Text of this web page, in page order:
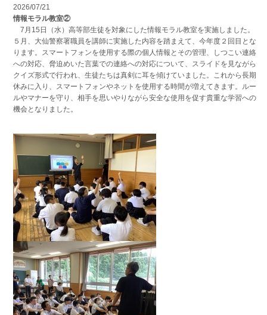
2026/07/21
情報モラル教室②
7月15日（水）高等部生徒を対象にした情報モラル教室を実施しました。
５月、大仙警察署職員を講師に実施した内容を踏まえて、今年度２回目とな
ります。スマートフォンを使用する際の個人情報とその管理、しつこい連絡
への対応、脅迫めいた言葉での連絡への対応について、スライドを見ながら
クイズ形式で行われ、生徒たちは真剣に耳を傾けていました。これから長期
休みに入り、スマートフォンやネットを使用する時間が増えてきます。ルー
ルやマナーを守り、相手を思いやりながら安全な使用を促す貴重な学習への
機会となりました。